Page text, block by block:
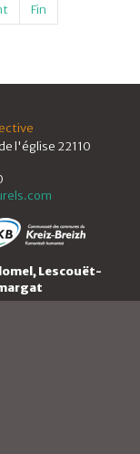
Fin
l'église 22110
Lescouët-